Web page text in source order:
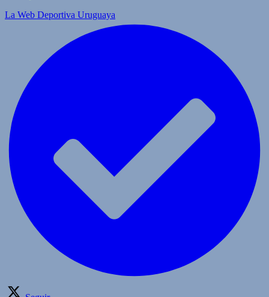
La Web Deportiva Uruguaya